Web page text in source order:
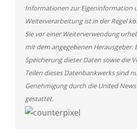
Informationen zur Eigeninformation
Weiterverarbeitung ist in der Regel
Sie vor einer Weiterverwendung
mit dem angegebenen Herausgeber.
Speicherung dieser Daten sowie die
Teilen dieses Datenbankwerks sind
Genehmigung durch die United
gestattet.